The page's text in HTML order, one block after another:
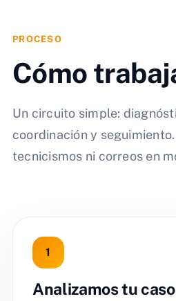
PROCESO
Cómo
Un circuito simple:
coordinación y
tecnicismos ni correos en
Analizamos tu caso